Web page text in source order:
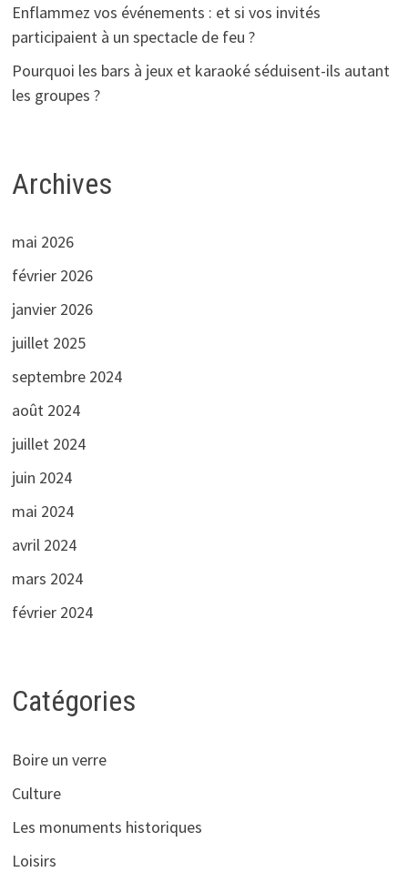
Enflammez vos événements : et si vos invités
participaient à un spectacle de feu ?
Pourquoi les bars à jeux et karaoké séduisent-ils autant
les groupes ?
Archives
mai 2026
février 2026
janvier 2026
juillet 2025
septembre 2024
août 2024
juillet 2024
juin 2024
mai 2024
avril 2024
mars 2024
février 2024
Catégories
Boire un verre
Culture
Les monuments historiques
Loisirs